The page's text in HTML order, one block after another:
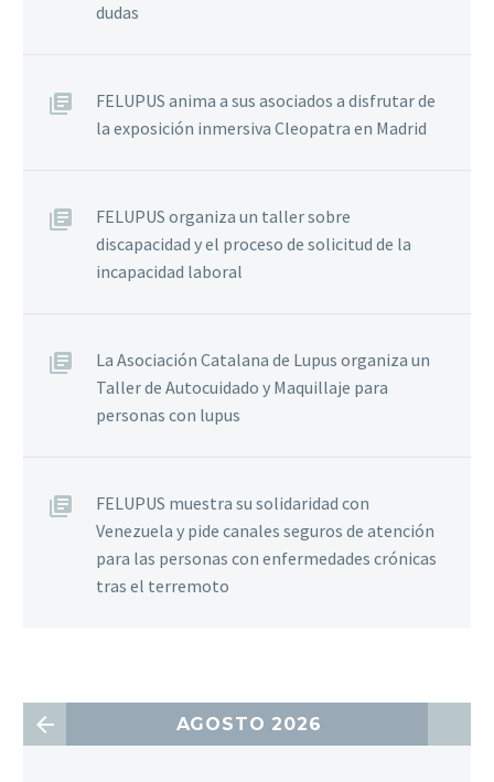
dudas
FELUPUS anima a sus asociados a disfrutar de
la exposición inmersiva Cleopatra en Madrid
FELUPUS organiza un taller sobre
discapacidad y el proceso de solicitud de la
incapacidad laboral
La Asociación Catalana de Lupus organiza un
Taller de Autocuidado y Maquillaje para
personas con lupus
FELUPUS muestra su solidaridad con
Venezuela y pide canales seguros de atención
para las personas con enfermedades crónicas
tras el terremoto
AGOSTO 2026